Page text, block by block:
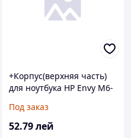
+Корпус(верхняя часть)
для ноутбука HP Envy M6-
Под заказ
52.79лей